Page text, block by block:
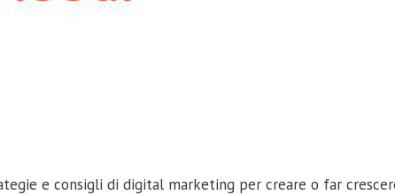
e consigli di digital marketing per creare o far